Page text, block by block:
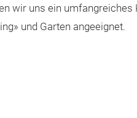
wir uns ein umfangreiches
und Garten angeeignet.